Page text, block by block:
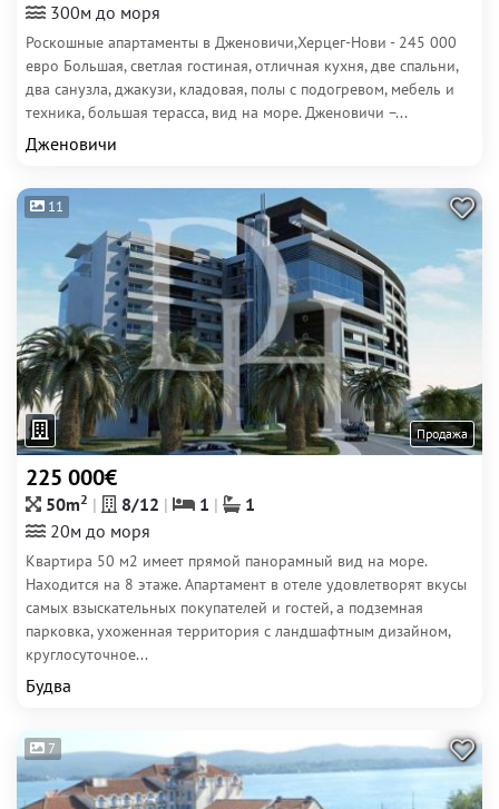
300м до моря
Роскошные апартаменты в Дженовичи,Херцег-Нови - 245 000
евро Большая, светлая гостиная, отличная кухня, две спальни,
два санузла, джакузи, кладовая, полы с подогревом, мебель и
техника, большая терасса, вид на море. Дженовичи –...
Дженовичи
11
Продажа
225 000€
50m2 8/12 1
1
20м до моря
Квартира 50 м2 имеет прямой панорамный вид на море.
Находится на 8 этаже. Апартамент в отеле удовлетворят вкусы
самых взыскательных покупателей и гостей, а подземная
парковка, ухоженная территория с ландшафтным дизайном,
круглосуточное...
Будва
7